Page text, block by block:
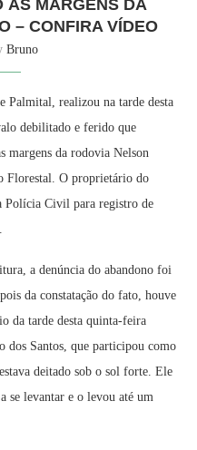
ÀS MARGENS DA
– CONFIRA VÍDEO
Bruno
Palmital, realizou na tarde desta
debilitado e ferido que
margens da rodovia Nelson
Florestal. O proprietário do
Polícia Civil para registro de
a denúncia do abandono foi
da constatação do fato, houve
da tarde desta quinta-feira
dos Santos, que participou como
deitado sob o sol forte. Ele
se levantar e o levou até um